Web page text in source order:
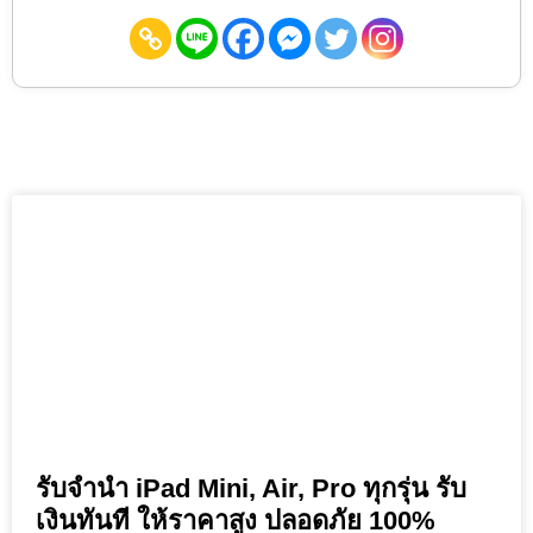
รับจำนำ iPad Mini, Air, Pro ทุกรุ่น รับ
เงินทันที ให้ราคาสูง ปลอดภัย 100%